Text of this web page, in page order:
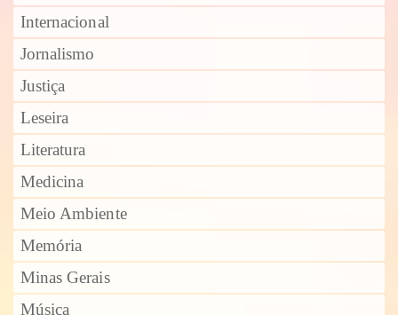
Internacional
Jornalismo
Justiça
Leseira
Literatura
Medicina
Meio Ambiente
Memória
Minas Gerais
Música